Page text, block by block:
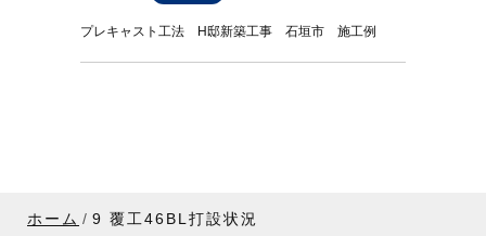
プレキャスト工法 H邸新築工事 石垣市 施工例
ホーム 9 覆工46BL打設状況